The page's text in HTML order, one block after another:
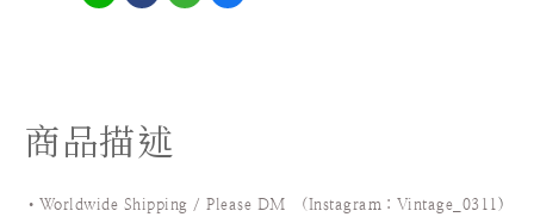
商品描述
•Worldwide Shipping / Please DM (Instagram：Vintage_0311 )